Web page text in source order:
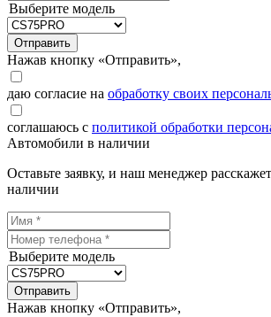
Выберите модель
Отправить
Нажав кнопку «Отправить»,
даю согласие на обработку своих
соглашаюсь с политикой обработки
Автомобили в наличии
Оставьте заявку, и наш менеджер
наличии
Выберите модель
Отправить
Нажав кнопку «Отправить»,